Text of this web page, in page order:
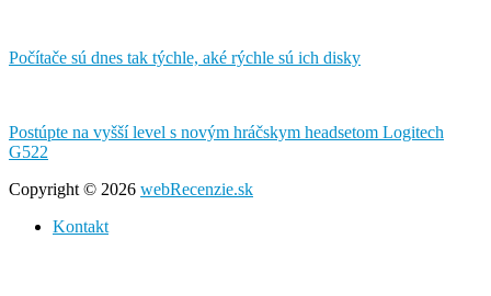
Počítače sú dnes tak týchle, aké rýchle sú ich disky
Postúpte na vyšší level s novým hráčskym headsetom Logitech
G522
Copyright © 2026 webRecenzie.sk
Kontakt